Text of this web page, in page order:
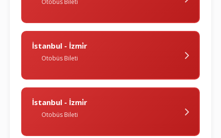
Otobüs Bileti
İstanbul - İzmi̇r
Otobüs Bileti
İstanbul - İzmi̇r
Otobüs Bileti